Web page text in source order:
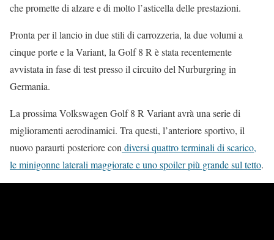
che promette di alzare e di molto l’asticella delle prestazioni.
Pronta per il lancio in due stili di carrozzeria, la due volumi a
cinque porte e la Variant, la Golf 8 R è stata recentemente
avvistata in fase di test presso il circuito del Nurburgring in
Germania.
La prossima Volkswagen Golf 8 R Variant avrà una serie di
miglioramenti aerodinamici. Tra questi, l’anteriore sportivo, il
nuovo paraurti posteriore con diversi quattro terminali di scarico,
le minigonne laterali maggiorate e uno spoiler più grande sul tetto.